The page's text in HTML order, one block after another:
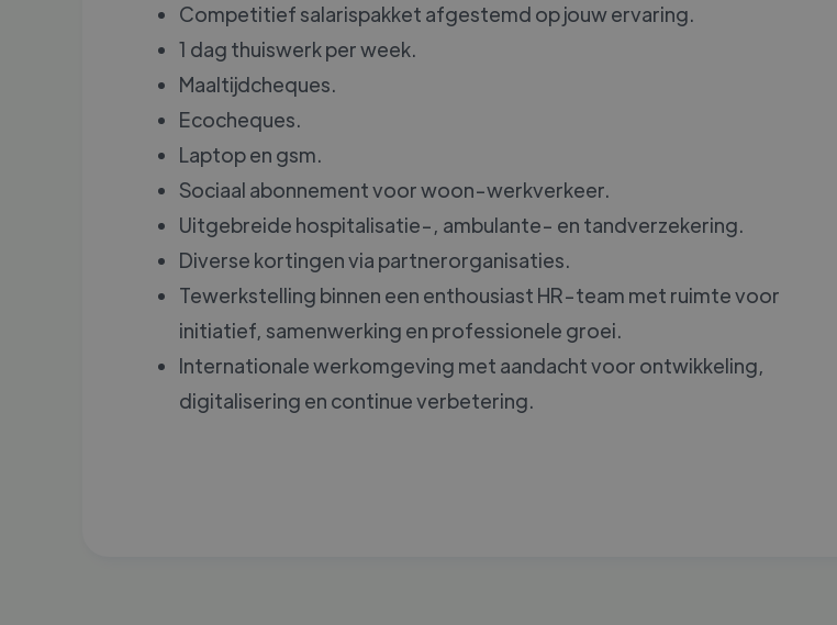
Competitief salarispakket afgestemd op jouw ervaring.
1 dag thuiswerk per week.
Maaltijdcheques.
Ecocheques.
Laptop en gsm.
Sociaal abonnement voor woon-werkverkeer.
Uitgebreide hospitalisatie-, ambulante- en tandverzekering.
Diverse kortingen via partnerorganisaties.
Tewerkstelling binnen een enthousiast HR-team met ruimte voor
initiatief, samenwerking en professionele groei.
Internationale werkomgeving met aandacht voor ontwikkeling,
digitalisering en continue verbetering.